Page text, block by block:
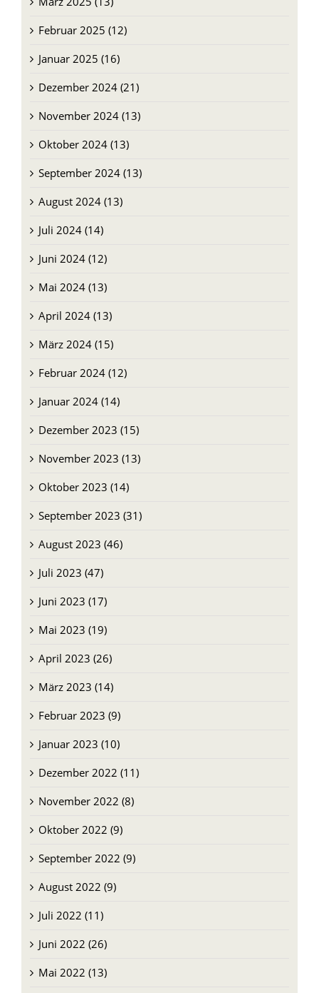
Februar 2025 (12)
Januar 2025 (16)
Dezember 2024 (21)
November 2024 (13)
Oktober 2024 (13)
September 2024 (13)
August 2024 (13)
Juli 2024 (14)
Juni 2024 (12)
Mai 2024 (13)
April 2024 (13)
März 2024 (15)
Februar 2024 (12)
Januar 2024 (14)
Dezember 2023 (15)
November 2023 (13)
Oktober 2023 (14)
September 2023 (31)
August 2023 (46)
Juli 2023 (47)
Juni 2023 (17)
Mai 2023 (19)
April 2023 (26)
März 2023 (14)
Februar 2023 (9)
Januar 2023 (10)
Dezember 2022 (11)
November 2022 (8)
Oktober 2022 (9)
September 2022 (9)
August 2022 (9)
Juli 2022 (11)
Juni 2022 (26)
Mai 2022 (13)